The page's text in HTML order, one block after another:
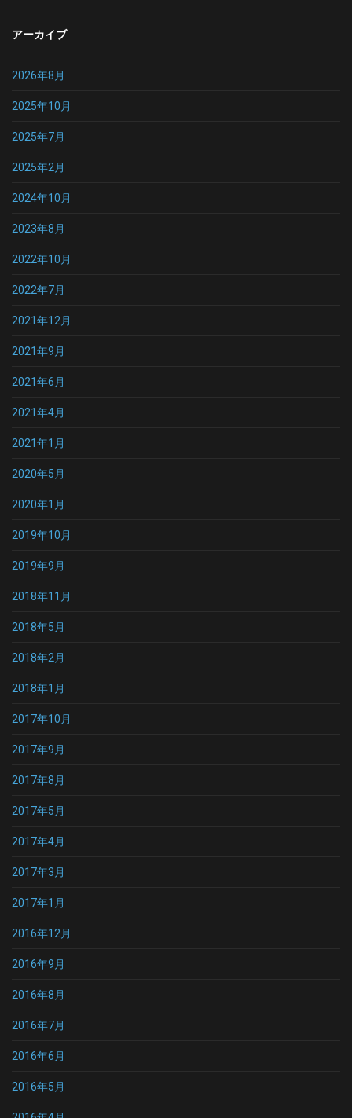
アーカイブ
2026年8月
2025年10月
2025年7月
2025年2月
2024年10月
2023年8月
2022年10月
2022年7月
2021年12月
2021年9月
2021年6月
2021年4月
2021年1月
2020年5月
2020年1月
2019年10月
2019年9月
2018年11月
2018年5月
2018年2月
2018年1月
2017年10月
2017年9月
2017年8月
2017年5月
2017年4月
2017年3月
2017年1月
2016年12月
2016年9月
2016年8月
2016年7月
2016年6月
2016年5月